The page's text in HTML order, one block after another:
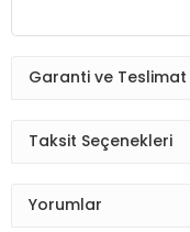
Garanti ve Teslimat
Taksit Seçenekleri
Yorumlar